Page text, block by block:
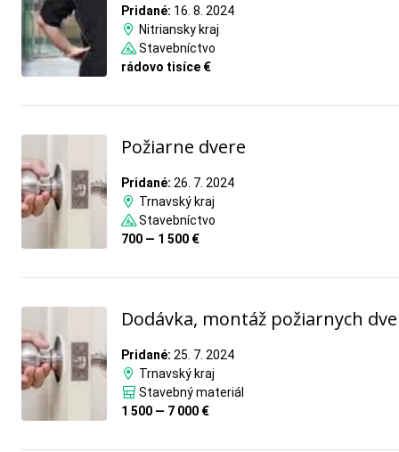
Pridané: 16. 8. 2024
Nitriansky kraj
Stavebníctvo
rádovo tisíce €
Požiarne dvere
Pridané: 26. 7. 2024
Trnavský kraj
Stavebníctvo
700 — 1 500 €
Dodávka, montáž požiarnych
Pridané: 25. 7. 2024
Trnavský kraj
Stavebný materiál
1 500 — 7 000 €